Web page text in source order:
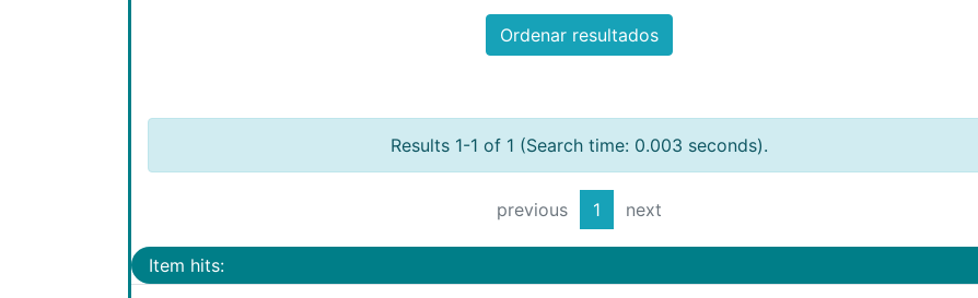
Ordenar resultados
Results 1-1 of 1 (Search time: 0.003 seconds).
previous 1 next
Item hits: